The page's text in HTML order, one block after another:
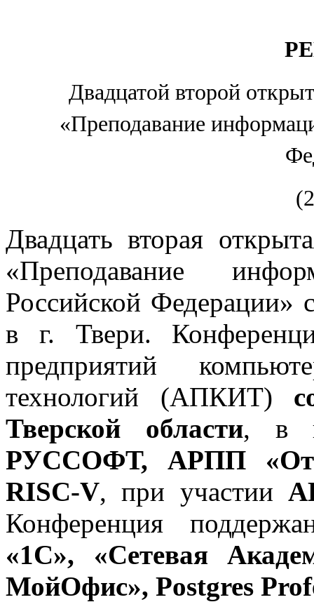
Двадцатой второй
«Преподавание
Двадцать вторая
«Преподавание
Российской Федерации»
в г. Твери.
предприятий
технологий (АПКИТ)
Тверской области, в
РУССОФТ, АРПП
RISC-V, при участии
Конференция
«1С», «Сетевая
МойОфис», Postgres